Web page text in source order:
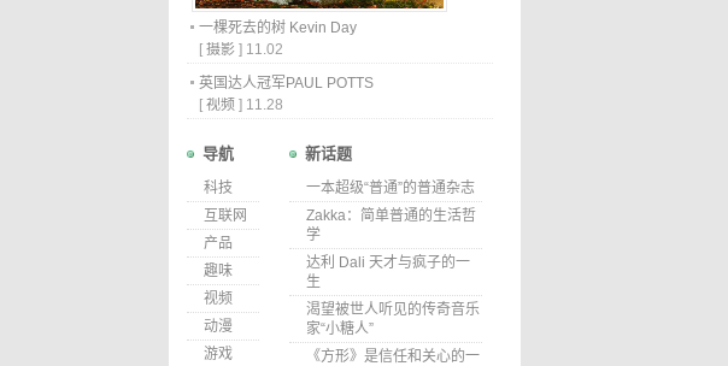
一棵死去的树 Kevin Day
[ 摄影 ] 11.02
英国达人冠军PAUL POTTS
[ 视频 ] 11.28
导航
科技
互联网
产品
趣味
视频
动漫
游戏
新话题
一本超级“普通”的普通杂志
Zakka：简单普通的生活哲
学
达利 Dali 天才与疯子的一
生
渴望被世人听见的传奇音乐
家“小糖人”
《方形》是信任和关心的一